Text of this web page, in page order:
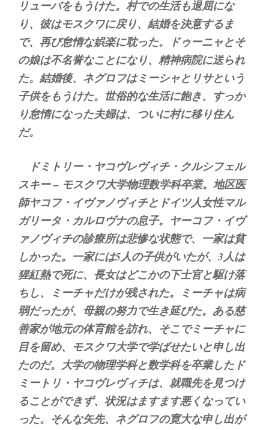
リューバをもうけた。村での生活も退屈にな
り、彼はモスクワに戻り、結婚を決意するま
で、再び怠惰な娯楽に耽った。ドゥーニャとそ
の娘は不名誉なことになり、精神病院に送られ
た。結婚後、ネグロフはミーシャとリサという
子供をもうけた。世俗的な生活に飽き、すっか
り怠惰になった夫婦は、ついに村に移り住ん
だ。
ドミトリー・ヤコヴレヴィチ・クルシフェル
スキー – モスクワ大学物理数学科卒業。地区医
師ヤコフ・イヴァノヴィチとドイツ人女性マル
ガリータ・カルロヴナの息子。ヤーコフ・イヴ
ァノヴィチの診療所は悲惨な状態で、一家は貧
しかった。一家には5人の子供がいたが、3人は
猩紅熱で死に、長女はどこかの下士官と駆け落
ちし、ミーチャだけが残された。ミーチャは病
弱だったが、母親の努力で生き延びた。ある慈
善家が地元の体育館を訪れ、そこでミーチャに
目を留め、モスクワ大学で学ばせたいと申し出
たのだ。大学の物理学科と数学科を卒業したド
ミートリ・ヤコヴレヴィチは、就職先を見つけ
ることができず、状況はますます悪くなってい
った。そんな矢先、ネグロフの寛大な申し出が